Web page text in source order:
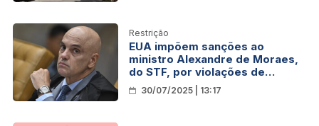
Restrição
EUA impõem sanções ao
ministro Alexandre de Moraes,
do STF, por violações de
direitos humanos
30/07/2025 | 13:17